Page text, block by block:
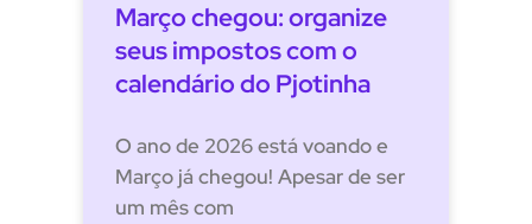
Março chegou: organize
seus impostos com o
calendário do Pjotinha
O ano de 2026 está voando e
Março já chegou! Apesar de ser
um mês com